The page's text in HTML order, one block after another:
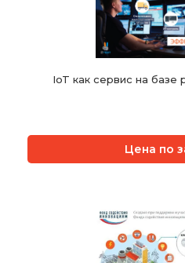
IoT как сервис на
Цена по